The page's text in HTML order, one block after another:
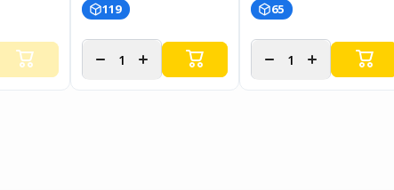
119
cantidad
Aumentar
cantidad
para
65
cantidad
Aumentar
cantidad
para